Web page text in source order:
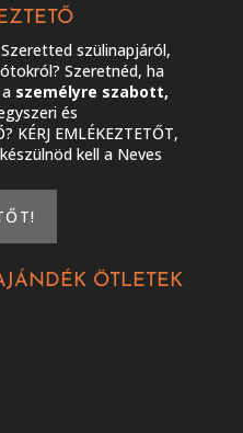
szülinapjáról,
Szeretnéd, ha
személyre szabott,
és
EMLÉKEZTETŐT,
kell a Neves
ÖTLETEK